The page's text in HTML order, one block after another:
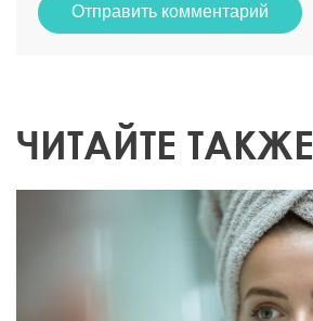
Отправить комментарий
ЧИТАЙТЕ ТАКЖЕ